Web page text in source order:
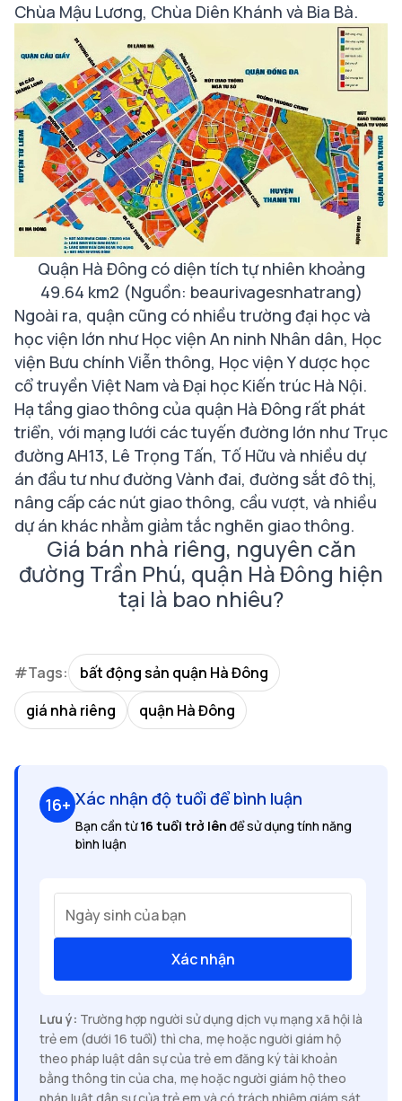
Chùa Mậu Lương, Chùa Diên Khánh và Bia Bà.
Quận Hà Đông có diện tích tự nhiên khoảng
49.64 km2 (Nguồn: beaurivagesnhatrang)
Ngoài ra, quận cũng có nhiều trường đại học và
học viện lớn như Học viện An ninh Nhân dân, Học
viện Bưu chính Viễn thông, Học viện Y dược học
cổ truyền Việt Nam và Đại học Kiến trúc Hà Nội.
Hạ tầng giao thông của quận Hà Đông rất phát
triển, với mạng lưới các tuyến đường lớn như Trục
đường AH13, Lê Trọng Tấn, Tố Hữu và nhiều dự
án đầu tư như đường Vành đai, đường sắt đô thị,
nâng cấp các nút giao thông, cầu vượt, và nhiều
dự án khác nhằm giảm tắc nghẽn giao thông.
Giá bán nhà riêng, nguyên căn
đường Trần Phú, quận Hà Đông hiện
tại là bao nhiêu?
#Tags:
bất động sản quận Hà Đông
giá nhà riêng
quận Hà Đông
16+ Xác nhận độ tuổi để bình luận
Bạn cần từ16 tuổi trở lên để sử dụng tính năng
bình luận
Ngày sinh của bạn
Xác nhận
Lưu ý: Trường hợp người sử dụng dịch vụ mạng xã hội là
trẻ em (dưới 16 tuổi) thì cha, mẹ hoặc người giám hộ
theo pháp luật dân sự của trẻ em đăng ký tài khoản
bằng thông tin của cha, mẹ hoặc người giám hộ theo